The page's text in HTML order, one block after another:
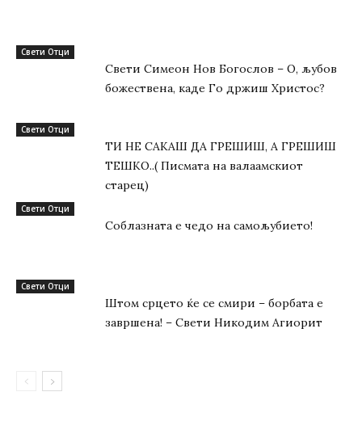
Свети Отци
Свети Симеон Нов Богослов – О, љубов
божествена, каде Го држиш Христос?
Свети Отци
ТИ НЕ САКАШ ДА ГРЕШИШ, А ГРЕШИШ
ТЕШКО..( Писмата на валаамскиот
старец)
Свети Отци
Соблазната е чедо на самољубието!
Свети Отци
Штом срцето ќе се смири – борбата е
завршена! – Свети Никодим Агиорит